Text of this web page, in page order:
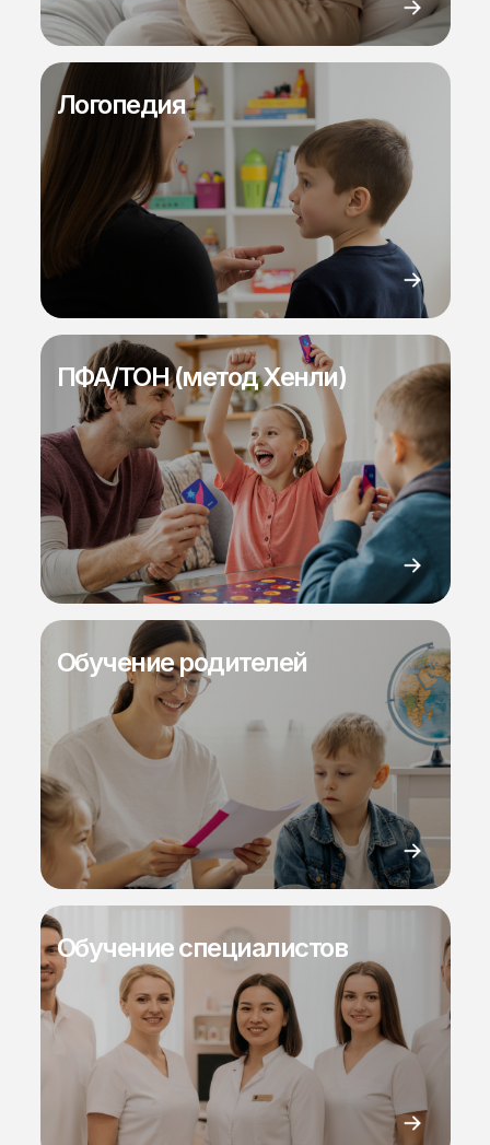
Логопедия
Обучение родителей
Обучение специалистов
ПФА/ТОН (метод Хенли)